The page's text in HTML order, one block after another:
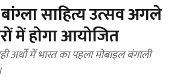
साहित्य उत्सव अगले
में होगा आयोजित
में भारत का पहला मोबाइल बंगाली